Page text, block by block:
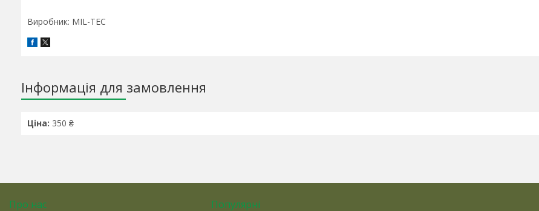
Виробник: MIL-TEC
Інформація для замовлення
Ціна: 350 ₴
Про нас Популярні